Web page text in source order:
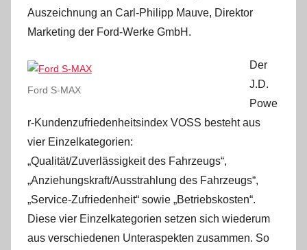
Auszeichnung an Carl-Philipp Mauve, Direktor
Marketing der Ford-Werke GmbH.
Ford S-MAX
Der
J.D.
Powe
r-Kundenzufriedenheitsindex VOSS besteht aus
vier Einzelkategorien:
„Qualität/Zuverlässigkeit des Fahrzeugs“,
„Anziehungskraft/Ausstrahlung des Fahrzeugs“,
„Service-Zufriedenheit“ sowie „Betriebskosten“.
Diese vier Einzelkategorien setzen sich wiederum
aus verschiedenen Unteraspekten zusammen. So